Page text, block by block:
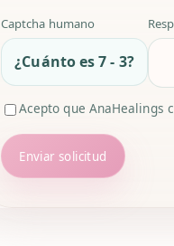
Captcha humano
¿Cuánto es 7 - 3?
Acepto que AnaHealings
Enviar solicitud